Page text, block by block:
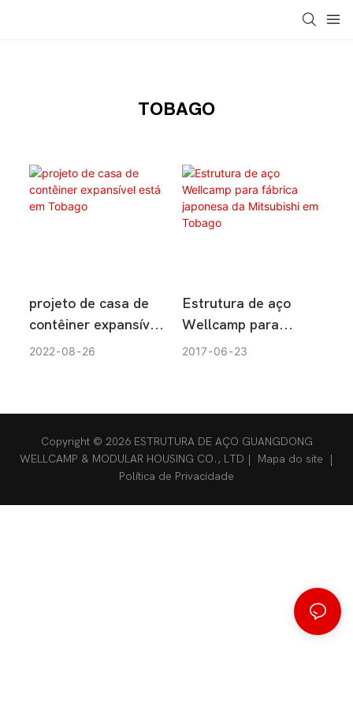
TOBAGO
projeto de casa de
contêiner expansível
está em Tobago
2022 08 26
Estrutura de aço
Wellcamp para
fábrica japonesa da
2017 06 23
Copyright © 2026 ESTRUTURA DE AÇO GUANGDONG
WELLCAMP & MODULAR HOUSING CO., LTD |
Mapa do site
|
Política de Privacidade